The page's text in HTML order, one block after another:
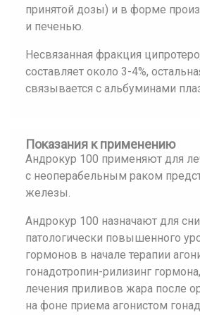
принятой дозы) и в форме
и печенью.
Несвязанная фракция
составляет около 3-4%,
связывается с альбуминами
Показания к применению
Андрокур 100 применяют для
с неоперабельным раком
железы.
Андрокур 100 назначают для
патологически повышенного
гормонов в начале терапии
гонадотропин-рилизинг
лечения приливов жара после
на фоне приема агонистом